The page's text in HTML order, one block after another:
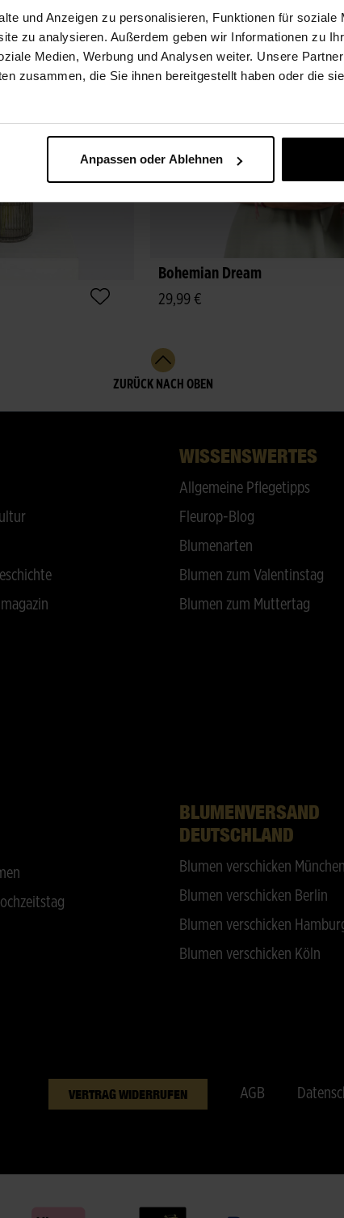
und Anzeigen zu personalisieren, Funktionen für soziale
zu analysieren. Außerdem geben wir Informationen zu
Medien, Werbung und Analysen weiter. Unsere
zusammen, die Sie ihnen bereitgestellt haben oder die
Anpassen oder Ablehnen
Bohemian Dream
29,99 €
ZURÜCK NACH OBEN
WISSENSWERTES
Allgemeine Pflegetipps
Fleurop-Blog
Blumenarten
Blumen zum Valentinstag
Blumen zum Muttertag
BLUMENVERSAND
DEUTSCHLAND
Blumen verschicken München
Blumen verschicken Berlin
Blumen verschicken
Blumen verschicken Köln
VERTRAG WIDERRUFEN AGB